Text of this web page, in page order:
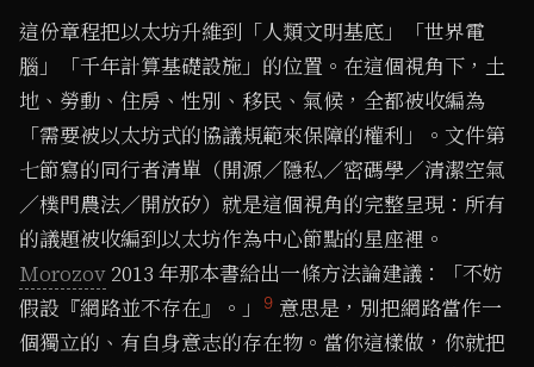
這份章程把以太坊升維到「人類文明基底」「世界電
腦」「千年計算基礎設施」的位置。在這個視角下，土
地、勞動、住房、性別、移民、氣候，全都被收編為
「需要被以太坊式的協議規範來保障的權利」。文件第
七節寫的同行者清單（開源／隱私／密碼學／清潔空氣
／樸門農法／開放矽）就是這個視角的完整呈現：所有
的議題被收編到以太坊作為中心節點的星座裡。
Morozov 2013 年那本書給出一條方法論建議：「不妨
假設『網路並不存在』。」
9 意思是，別把網路當作一
個獨立的、有自身意志的存在物。當你這樣做，你就把